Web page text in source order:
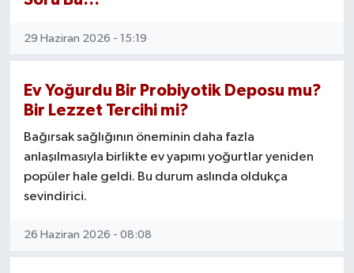
29 Haziran 2026 - 15:19
Ev Yoğurdu Bir Probiyotik Deposu mu?
Bir Lezzet Tercihi mi?
Bağırsak sağlığının öneminin daha fazla
anlaşılmasıyla birlikte ev yapımı yoğurtlar yeniden
popüler hale geldi. Bu durum aslında oldukça
sevindirici.
26 Haziran 2026 - 08:08